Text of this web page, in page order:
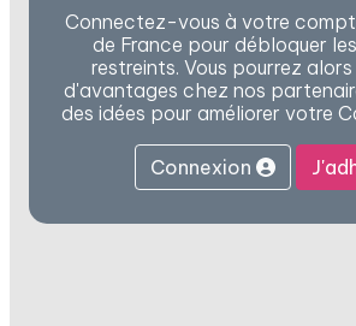
Connectez-vous à votre
de France pour débloquer
restreints. Vous pourrez
d'avantages chez nos
des idées pour améliorer votre
Connexion